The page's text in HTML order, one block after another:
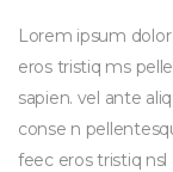
Lorem ipsum
eros tristiq ms
sapien. vel ante
conse n
feec eros tristiq nsl